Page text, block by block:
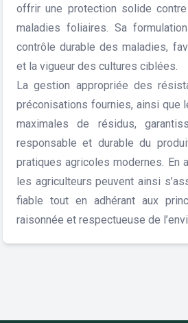
offrir une protection solide
maladies foliaires. Sa
contrôle durable des maladies,
et la vigueur des cultures ciblées.
La gestion appropriée des
préconisations fournies, ainsi que
maximales de résidus,
responsable et durable du
pratiques agricoles modernes. En
les agriculteurs peuvent ainsi
fiable tout en adhérant aux
raisonnée et respectueuse de